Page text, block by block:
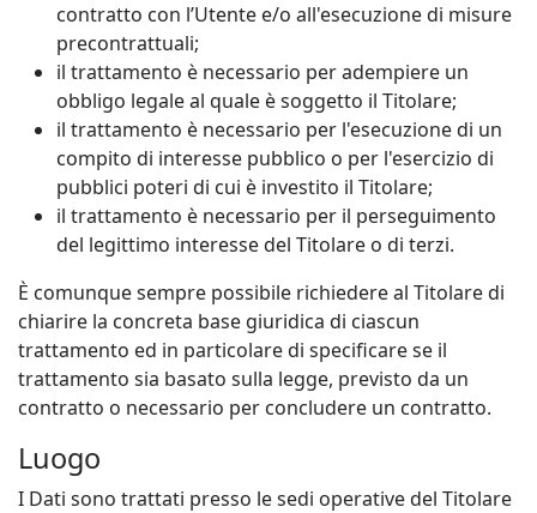
contratto con l’Utente e/o all'esecuzione di misure
precontrattuali;
il trattamento è necessario per adempiere un
obbligo legale al quale è soggetto il Titolare;
il trattamento è necessario per l'esecuzione di un
compito di interesse pubblico o per l'esercizio di
pubblici poteri di cui è investito il Titolare;
il trattamento è necessario per il perseguimento
del legittimo interesse del Titolare o di terzi.
È comunque sempre possibile richiedere al Titolare di
chiarire la concreta base giuridica di ciascun
trattamento ed in particolare di specificare se il
trattamento sia basato sulla legge, previsto da un
contratto o necessario per concludere un contratto.
Luogo
I Dati sono trattati presso le sedi operative del Titolare